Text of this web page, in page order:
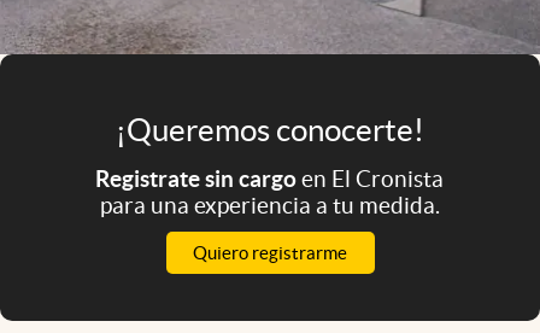
Mediakit
abre en nueva pestaña
¡Queremos conocerte!
Registrate sin cargoen El Cronista
para una experiencia a tu medida.
Quiero registrarme